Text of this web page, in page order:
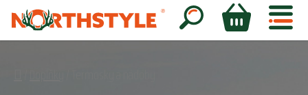
Přejít
obsah
Hledat
NÁKUPNÍ